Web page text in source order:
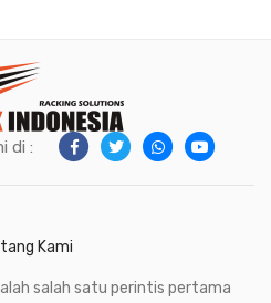
di :
Kami
salah satu perintis pertama